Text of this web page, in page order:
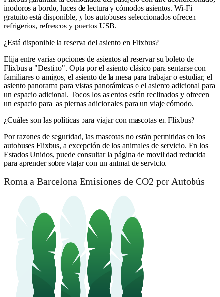
inodoros a bordo, luces de lectura y cómodos asientos. Wi-Fi
gratuito está disponible, y los autobuses seleccionados ofrecen
refrigerios, refrescos y puertos USB.
¿Está disponible la reserva del asiento en Flixbus?
Elija entre varias opciones de asientos al reservar su boleto de
Flixbus a "Destino". Opta por el asiento clásico para sentarse con
familiares o amigos, el asiento de la mesa para trabajar o estudiar, el
asiento panorama para vistas panorámicas o el asiento adicional para
un espacio adicional. Todos los asientos están reclinados y ofrecen
un espacio para las piernas adicionales para un viaje cómodo.
¿Cuáles son las políticas para viajar con mascotas en Flixbus?
Por razones de seguridad, las mascotas no están permitidas en los
autobuses Flixbus, a excepción de los animales de servicio. En los
Estados Unidos, puede consultar la página de movilidad reducida
para aprender sobre viajar con un animal de servicio.
Roma a Barcelona Emisiones de CO2 por Autobús